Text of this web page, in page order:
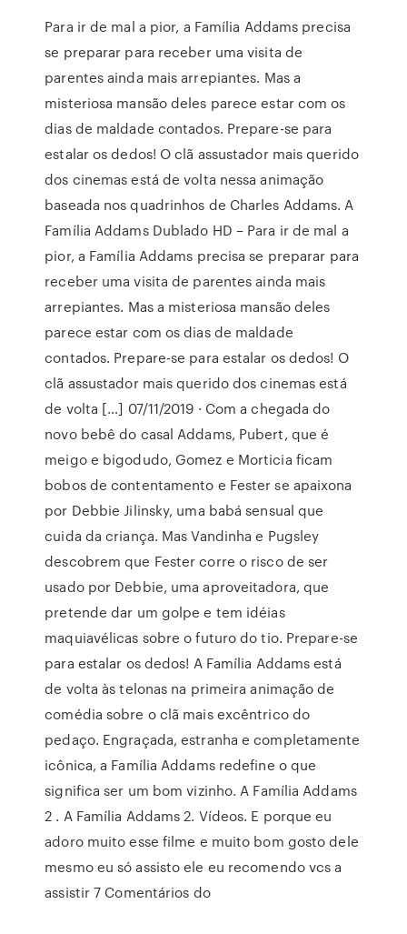
Para ir de mal a pior, a Família Addams precisa
se preparar para receber uma visita de
parentes ainda mais arrepiantes. Mas a
misteriosa mansão deles parece estar com os
dias de maldade contados. Prepare-se para
estalar os dedos! O clã assustador mais querido
dos cinemas está de volta nessa animação
baseada nos quadrinhos de Charles Addams. A
Família Addams Dublado HD – Para ir de mal a
pior, a Família Addams precisa se preparar para
receber uma visita de parentes ainda mais
arrepiantes. Mas a misteriosa mansão deles
parece estar com os dias de maldade
contados. Prepare-se para estalar os dedos! O
clã assustador mais querido dos cinemas está
de volta […] 07/11/2019 · Com a chegada do
novo bebê do casal Addams, Pubert, que é
meigo e bigodudo, Gomez e Morticia ficam
bobos de contentamento e Fester se apaixona
por Debbie Jilinsky, uma babá sensual que
cuida da criança. Mas Vandinha e Pugsley
descobrem que Fester corre o risco de ser
usado por Debbie, uma aproveitadora, que
pretende dar um golpe e tem idéias
maquiavélicas sobre o futuro do tio. Prepare-se
para estalar os dedos! A Família Addams está
de volta às telonas na primeira animação de
comédia sobre o clã mais excêntrico do
pedaço. Engraçada, estranha e completamente
icônica, a Família Addams redefine o que
significa ser um bom vizinho. A Família Addams
2 . A Família Addams 2. Vídeos. E porque eu
adoro muito esse filme e muito bom gosto dele
mesmo eu só assisto ele eu recomendo vcs a
assistir 7 Comentários do